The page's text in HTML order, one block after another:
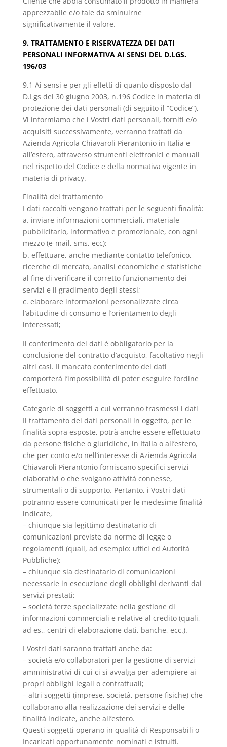
apprezzabile e/o tale da sminuirne
significativamente il valore.
9. TRATTAMENTO E RISERVATEZZA DEI DATI
PERSONALI INFORMATIVA AI SENSI DEL D.LGS.
196/03
9.1 Ai sensi e per gli effetti di quanto disposto dal
D.Lgs del 30 giugno 2003, n.196 Codice in materia di
protezione dei dati personali (di seguito il “Codice”),
Vi informiamo che i Vostri dati personali, forniti e/o
acquisiti successivamente, verranno trattati da
Azienda Agricola Chiavaroli Pierantonio in Italia e
all’estero, attraverso strumenti elettronici e manuali
nel rispetto del Codice e della normativa vigente in
materia di privacy.
Finalità del trattamento
I dati raccolti vengono trattati per le seguenti finalità:
a. inviare informazioni commerciali, materiale
pubblicitario, informativo e promozionale, con ogni
mezzo (e-mail, sms, ecc);
b. effettuare, anche mediante contatto telefonico,
ricerche di mercato, analisi economiche e statistiche
al fine di verificare il corretto funzionamento dei
servizi e il gradimento degli stessi;
c. elaborare informazioni personalizzate circa
l’abitudine di consumo e l’orientamento degli
interessati;
Il conferimento dei dati è obbligatorio per la
conclusione del contratto d’acquisto, facoltativo negli
altri casi. Il mancato conferimento dei dati
comporterà l’impossibilità di poter eseguire l’ordine
effettuato.
Categorie di soggetti a cui verranno trasmessi i dati
Il trattamento dei dati personali in oggetto, per le
finalità sopra esposte, potrà anche essere effettuato
da persone fisiche o giuridiche, in Italia o all’estero,
che per conto e/o nell’interesse di Azienda Agricola
Chiavaroli Pierantonio forniscano specifici servizi
elaborativi o che svolgano attività connesse,
strumentali o di supporto. Pertanto, i Vostri dati
potranno essere comunicati per le medesime finalità
indicate,
– chiunque sia legittimo destinatario di
comunicazioni previste da norme di legge o
regolamenti (quali, ad esempio: uffici ed Autorità
Pubbliche);
– chiunque sia destinatario di comunicazioni
necessarie in esecuzione degli obblighi derivanti dai
servizi prestati;
– società terze specializzate nella gestione di
informazioni commerciali e relative al credito (quali,
ad es., centri di elaborazione dati, banche, ecc.).
I Vostri dati saranno trattati anche da:
– società e/o collaboratori per la gestione di servizi
amministrativi di cui ci si avvalga per adempiere ai
propri obblighi legali o contrattuali;
– altri soggetti (imprese, società, persone fisiche) che
collaborano alla realizzazione dei servizi e delle
finalità indicate, anche all’estero.
Questi soggetti operano in qualità di Responsabili o
Incaricati opportunamente nominati e istruiti.